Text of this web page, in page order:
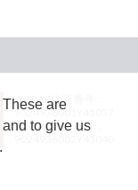
JASRAC許諾番号：
9024936001Y45037
JASRAC許諾番号：
are
to give us